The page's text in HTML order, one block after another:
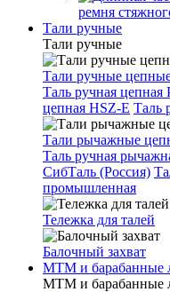
ремня
Тали ручные
Тали ручные
Тали ручные
Таль ручная цепная
цепная HSZ-E Таль
Тали рычажные
Таль ручная
СибТаль (Россия)
промышленная
Тележка для талей
Балочный захват
МТМ и барабанные
МТМ и барабанные